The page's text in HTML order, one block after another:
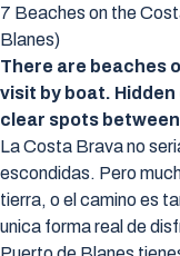
7 Beaches on the
Blanes)
There are beaches
visit by boat.
clear spots
La Costa Brava no
escondidas. Pero
tierra, o el camino es
unica forma real de